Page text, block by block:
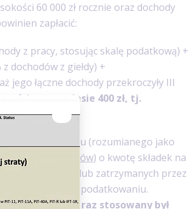
60 000 zł rocznie oraz dochody
zapłacić:
z pracy, stosując skalę podatkową) +
z dochodów z giełdy) +
jego łączne dochody przekroczyły III
wyniesie 400 zł, tj.
dochodu (rozumianego jako
przychodów) o kwotę składek na
przez podatnika lub zatrzymanych przez
podlegała opodatkowaniu.
lat - pierwszy raz stosowany był